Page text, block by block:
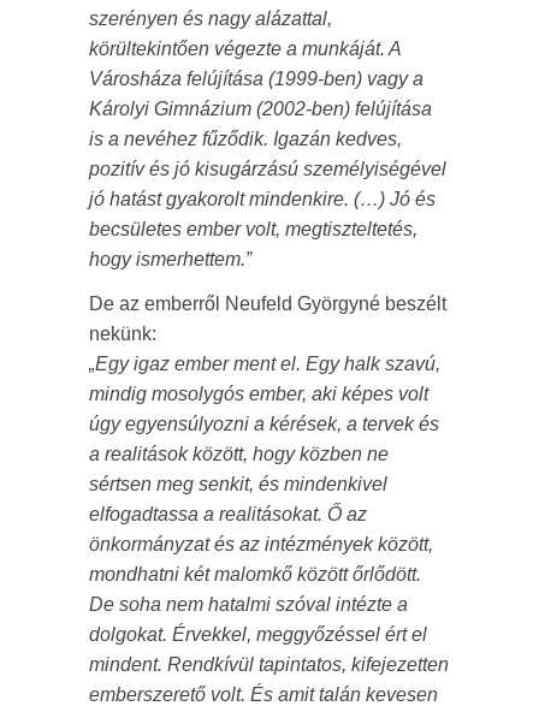
szerényen és nagy alázattal,
körültekintően végezte a munkáját. A
Városháza felújítása (1999-ben) vagy a
Károlyi Gimnázium (2002-ben) felújítása
is a nevéhez fűződik. Igazán kedves,
pozitív és jó kisugárzású személyiségével
jó hatást gyakorolt mindenkire. (…) Jó és
becsületes ember volt, megtiszteltetés,
hogy ismerhettem.”
De az emberről Neufeld Györgyné beszélt
nekünk:
„Egy igaz ember ment el. Egy halk szavú,
mindig mosolygós ember, aki képes volt
úgy egyensúlyozni a kérések, a tervek és
a realitások között, hogy közben ne
sértsen meg senkit, és mindenkivel
elfogadtassa a realitásokat. Ő az
önkormányzat és az intézmények között,
mondhatni két malomkő között őrlődött.
De soha nem hatalmi szóval intézte a
dolgokat. Érvekkel, meggyőzéssel ért el
mindent. Rendkívül tapintatos, kifejezetten
emberszerető volt. És amit talán kevesen